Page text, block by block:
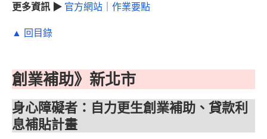
更多資訊 ▶ 官方網站 作業要點
▲ 回目錄
創業補助》新北市
身心障礙者：自力更生創業補助、貸款利
息補貼計畫